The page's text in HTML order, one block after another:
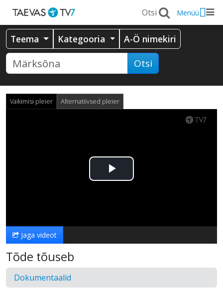
Menüü
Teema Kategooria A-Ö nimekiri
Otsi
Vaikimisi pleier Alternatiivsed pleier
Esita
Jaga videot
Tõde tõuseb
Dokumentaalid